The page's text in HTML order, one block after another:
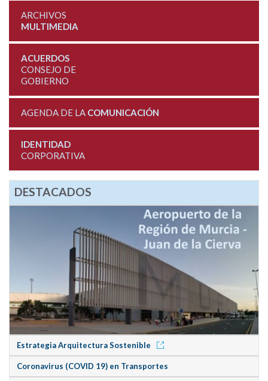
ARCHIVOS
MULTIMEDIA
ACUERDOS
CONSEJO DE
GOBIERNO
AGENDA DE LA COMUNICACIÓN
IDENTIDAD
CORPORATIVA
DESTACADOS
Estrategia Arquitectura Sostenible
Coronavirus (COVID 19) en Transportes